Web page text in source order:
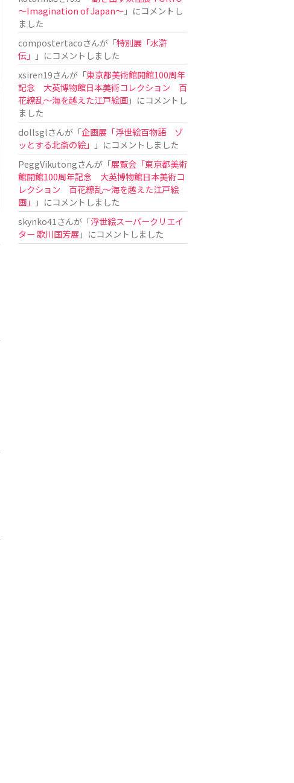
〜Imagination of Japan〜」にコメントし
ました
compostertacoさんが「特別展「水滸
伝」
」にコメントしました
xsiren19さんが「東京都美術館開館100周年
記念 大英博物館日本美術コレクション 百
花繚乱～海を越えた江戸絵画」にコメントし
ました
dollsglさんが「企画展「浮世絵百物語 ゾ
ッとする北斎の絵」
」にコメントしました
PeggVikutongさんが「展覧会「東京都美術
館開館100周年記念 大英博物館日本美術コ
レクション 百花繚乱〜海を越えた江戸絵
画」
」にコメントしました
skynko41 さんが「浮世絵スーパークリエイ
ター 歌川国芳展 」にコメントしました